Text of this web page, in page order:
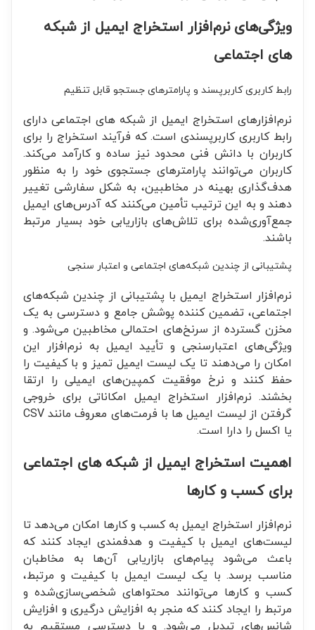
ویژگی‌های نرم‌افزار استخراج ایمیل از شبکه
های اجتماعی
رابط کاربری کاربرپسند و پارامترهای جستجو قابل تنظیم
نرم‌افزارهای استخراج ایمیل از شبکه های اجتماعی دارای
رابط کاربری کاربرپسندی است. که فرآیند استخراج را برای
کاربران با دانش فنی محدود نیز ساده و کارآمد می‌کند.
کاربران می‌توانند پارامترهای جستجوی خود را به منظور
هدف‌گذاری بهینه در مخاطبین، به شکل سفارشی تغییر
دهند و به این ترتیب تأمین می‌کنند که آدرس‌های ایمیل
جمع‌آوری‌شده برای تلاش‌های بازاریابی خود بسیار مرتبط
باشند.
پشتیبانی از چندین شبکه‌های اجتماعی و اعتبار سنجی
نرم‌افزار استخراج ایمیل با پشتیبانی از چندین شبکه‌های
اجتماعی، تضمین کننده پوشش جامع و دسترسی به یک
مخزن گسترده از سرنخ‌های احتمالی مخاطبین می‌شود. و
ویژگی‌های اعتبارسنجی و تأیید ایمیل به نرم‌افزار این
امکان را می‌دهند تا یک لیست ایمیل تمیز و با کیفیت را
حفظ کنند و نرخ موفقیت کمپین‌های ایمیلی را ارتقا
بخشند. نرم‌افزار استخراج ایمیل امکاناتی برای خروجی
گرفتن از لیست ایمیل ها با فرمت‌های معروف مانند CSV
یا اکسل را دارا است.
اهمیت استخراج ایمیل از شبکه های اجتماعی
برای کسب و کارها
نرم‌افزار استخراج ایمیل به کسب و کارها امکان می‌دهد تا
لیست‌های ایمیل با کیفیت و هدفمندی ایجاد کنند که
باعث می‌شود پیام‌های بازاریابی آن‌ها به مخاطبان
مناسب برسد. با یک لیست ایمیل با کیفیت و مرتبط،
کسب و کارها می‌توانند محتواهای شخصی‌سازی‌شده و
مرتبط را ایجاد کنند که منجر به افزایش درگیری و افزایش
شانس‌های تبدیل می‌شود. و با دسترسی مستقیم به